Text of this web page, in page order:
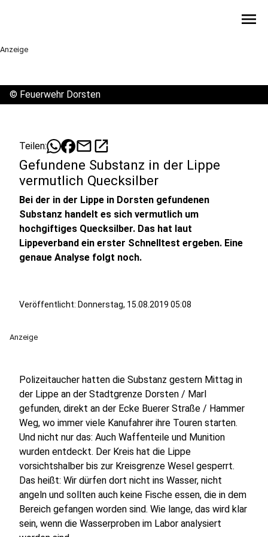
menu
Anzeige
© Feuerwehr Dorsten
Teilen: mailopen_in_new
Gefundene Substanz in der Lippe
vermutlich Quecksilber
Bei der in der Lippe in Dorsten gefundenen
Substanz handelt es sich vermutlich um
hochgiftiges Quecksilber. Das hat laut
Lippeverband ein erster Schnelltest ergeben. Eine
genaue Analyse folgt noch.
Veröffentlicht: Donnerstag, 15.08.2019 05:08
Anzeige
Polizeitaucher hatten die Substanz gestern Mittag in
der Lippe an der Stadtgrenze Dorsten / Marl
gefunden, direkt an der Ecke Buerer Straße / Hammer
Weg, wo immer viele Kanufahrer ihre Touren starten.
Und nicht nur das: Auch Waffenteile und Munition
wurden entdeckt. Der Kreis hat die Lippe
vorsichtshalber bis zur Kreisgrenze Wesel gesperrt.
Das heißt: Wir dürfen dort nicht ins Wasser, nicht
angeln und sollten auch keine Fische essen, die in dem
Bereich gefangen worden sind. Wie lange, das wird klar
sein, wenn die Wasserproben im Labor analysiert